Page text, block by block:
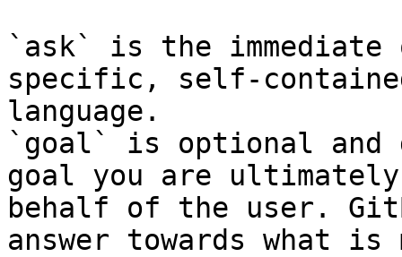
`ask` is the
specific, self-
language.
`goal` is optional and
goal you are
behalf of the user.
answer towards what